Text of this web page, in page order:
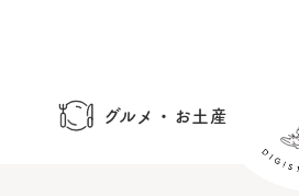
グルメ・お土産